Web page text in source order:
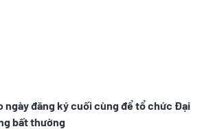
ngày đăng ký cuối cùng để tổ chức Đại
bất thường